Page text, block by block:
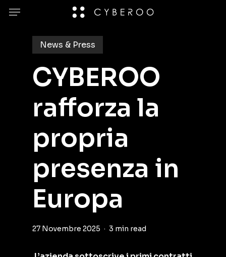
SkipMenu
News & Press
CYBEROO
rafforza la
propria
presenza in
Europa
27 Novembre 2025 3 min read